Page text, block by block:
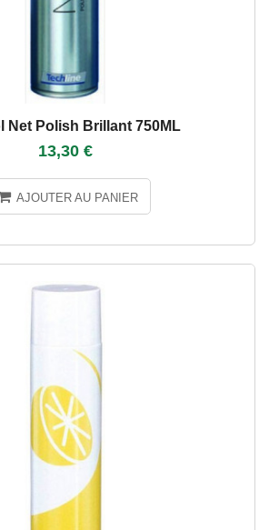
Net Polish Brillant 750ML
13,30 €
AJOUTER AU PANIER